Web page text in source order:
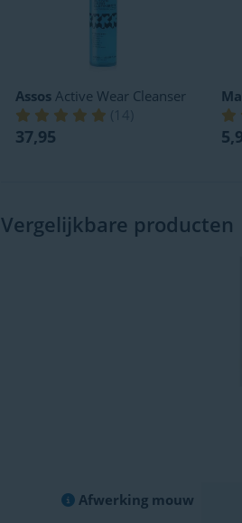
Assos Active Wear Cleanser
( 14
37,95
Vergelijkbare producten
Afwerking mouw